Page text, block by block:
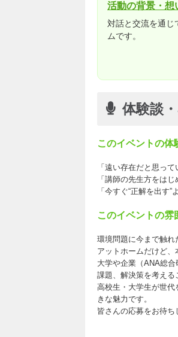
活動の背景・想
対話と交流を通じ
ムです。
体験談
このイベントの体
「遠い存在だと思っ
「講師の先生方をは
「今すぐ“正解を出す
このイベントの雰
環境問題に今まで触れ
アットホームだけど、
大学や企業（ANA総
課題、解決策を考える
高校生・大学生が世
きな魅力です。
皆さんの応募をお待ち